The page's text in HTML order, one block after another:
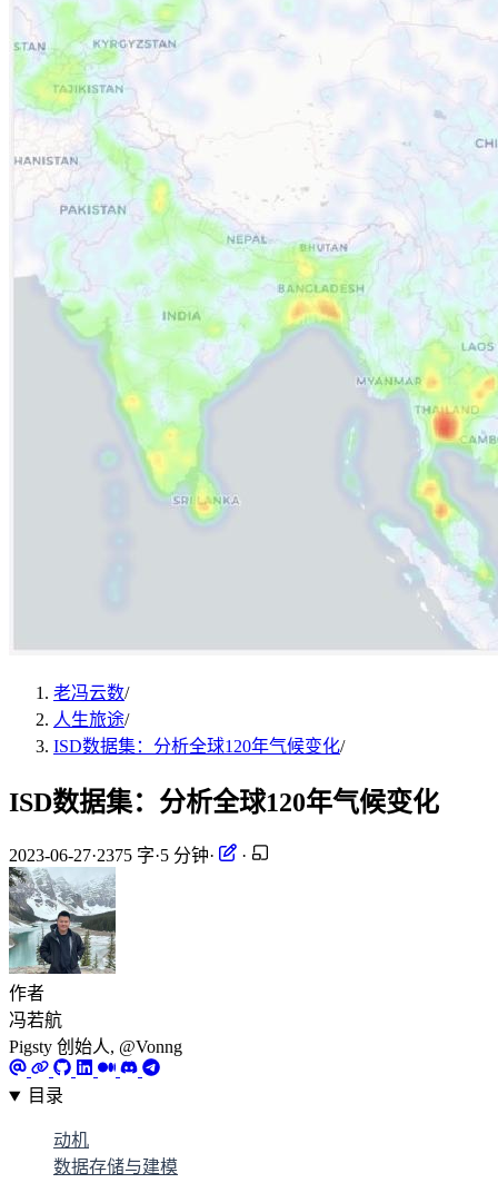
老冯云数/
人生旅途/
ISD数据集：分析全球120年气候变化/
ISD数据集：分析全球120年气候变化
2023-06-27·2375 字·5 分钟· ·
作者
冯若航
Pigsty 创始人, @Vonng
目录
动机
数据存储与建模